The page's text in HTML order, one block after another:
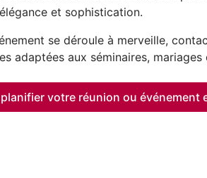
et sophistication.
se déroule à merveille,
adaptées aux séminaires,
votre réunion ou événement